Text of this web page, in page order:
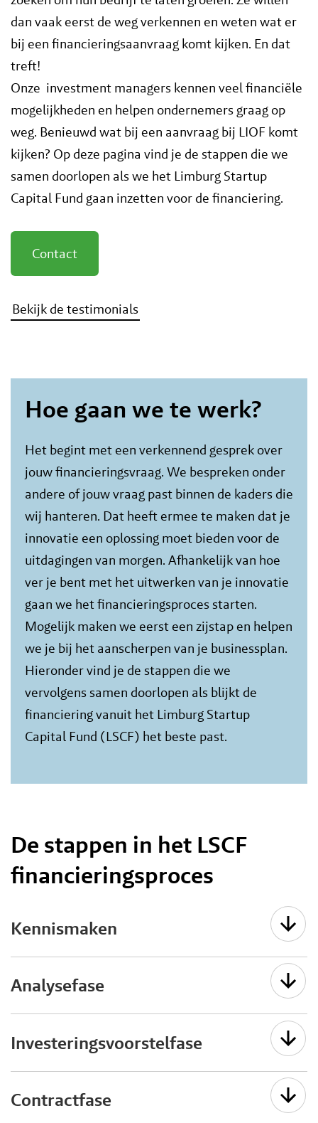
dan vaak eerst de weg verkennen en weten wat er
bij een financieringsaanvraag komt kijken. En dat
treft!
Onze investment managers kennen veel financiële
mogelijkheden en helpen ondernemers graag op
weg. Benieuwd wat bij een aanvraag bij LIOF komt
kijken? Op deze pagina vind je de stappen die we
samen doorlopen als we het Limburg Startup
Capital Fund gaan inzetten voor de financiering.
Contact
Bekijk de testimonials
Hoe gaan we te werk?
Het begint met een verkennend gesprek over
jouw financieringsvraag. We bespreken onder
andere of jouw vraag past binnen de kaders die
wij hanteren. Dat heeft ermee te maken dat je
innovatie een oplossing moet bieden voor de
uitdagingen van morgen. Afhankelijk van hoe
ver je bent met het uitwerken van je innovatie
gaan we het financieringsproces starten.
Mogelijk maken we eerst een zijstap en helpen
we je bij het aanscherpen van je businessplan.
Hieronder vind je de stappen die we
vervolgens samen doorlopen als blijkt de
financiering vanuit het Limburg Startup
Capital Fund (LSCF) het beste past.
De stappen in het LSCF
financieringsproces
Kennismaken
Analysefase
Investeringsvoorstelfase
Contractfase